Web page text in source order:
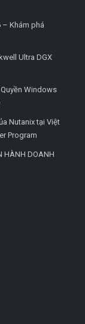
– Khám phá
Ultra DGX
Windows
Nutanix tại Việt
Program
HÀNH DOANH